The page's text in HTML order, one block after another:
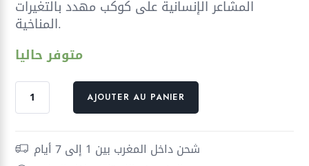
المشاعر الإنسانية على كوكب مهدد بالتغيرات
المناخية.
متوفر حاليا
quantité
الرغبة
؛
AJOUTER AU PANIER
شحن داخل المغرب بين 1 إلى 7 أيام